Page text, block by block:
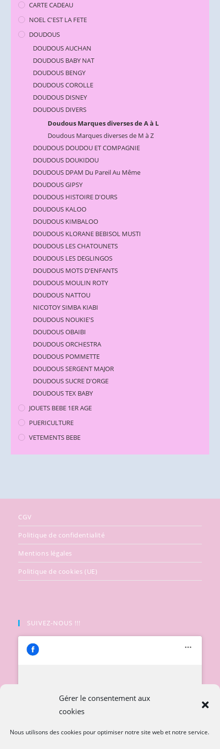
Gérer le consentement aux
cookies
Nous utilisons des cookies pour optimiser notre site web et notre service.
CARTE CADEAU
NOEL C'EST LA FETE
DOUDOUS
DOUDOUS AUCHAN
DOUDOUS BABY NAT
DOUDOUS BENGY
DOUDOUS COROLLE
DOUDOUS DISNEY
DOUDOUS DIVERS
Doudous Marques diverses de A à L
Doudous Marques diverses de M à Z
DOUDOUS DOUDOU ET COMPAGNIE
DOUDOUS DOUKIDOU
DOUDOUS DPAM Du Pareil Au Même
DOUDOUS GIPSY
DOUDOUS HISTOIRE D'OURS
DOUDOUS KALOO
DOUDOUS KIMBALOO
DOUDOUS KLORANE BEBISOL MUSTI
DOUDOUS LES CHATOUNETS
DOUDOUS LES DEGLINGOS
DOUDOUS MOTS D'ENFANTS
DOUDOUS MOULIN ROTY
DOUDOUS NATTOU
NICOTOY SIMBA KIABI
DOUDOUS NOUKIE'S
DOUDOUS OBAIBI
DOUDOUS ORCHESTRA
DOUDOUS POMMETTE
DOUDOUS SERGENT MAJOR
DOUDOUS SUCRE D'ORGE
DOUDOUS TEX BABY
JOUETS BEBE 1ER AGE
PUERICULTURE
VETEMENTS BEBE
CGV
Politique de confidentialité
Mentions légales
Politique de cookies (UE)
SUIVEZ-NOUS !!!
Cliquez pour accepter les cookies
marketing et activer ce contenu